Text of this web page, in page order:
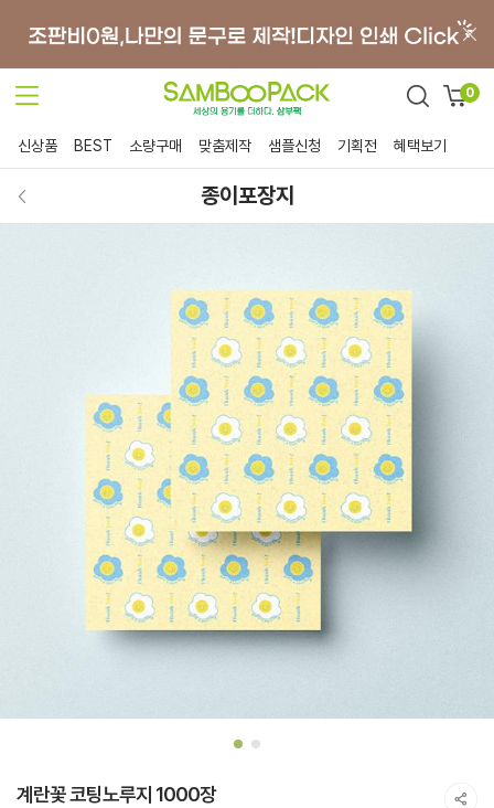
0
신상품 BEST 소량구매 맞춤제작 샘플신청 기획전 혜택보기
종이포장지
계란꽃 코팅노루지 1000장